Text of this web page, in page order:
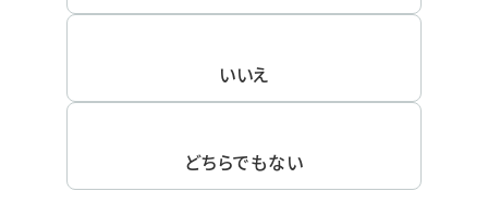
いいえ
どちらでもない